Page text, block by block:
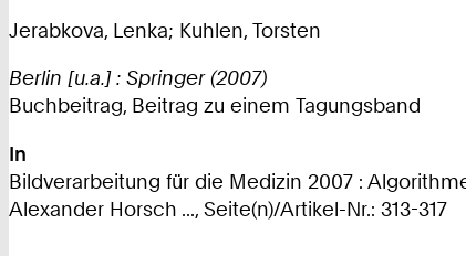
Jerabkova, Lenka; Kuhlen, Torsten
Berlin [u.a.] : Springer (2007)
Buchbeitrag, Beitrag zu einem Tagungsband
In
Bildverarbeitung für die Medizin 2007 :
Alexander Horsch ..., Seite(n)/Artikel-Nr.: 313-317